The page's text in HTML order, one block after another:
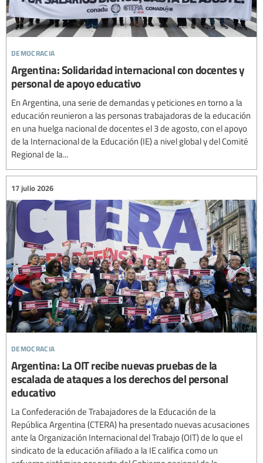
democracia
Argentina: Solidaridad internacional con docentes y
personal de apoyo educativo
En Argentina, una serie de demandas y peticiones en torno a la
educación reunieron a las personas trabajadoras de la educación
en una huelga nacional de docentes el 3 de agosto, con el apoyo
de la Internacional de la Educación (IE) a nivel global y del Comité
Regional de la...
democracia
17 julio 2026
Argentina: La OIT recibe nuevas pruebas de la
escalada de ataques a los derechos del personal
educativo
La Confederación de Trabajadores de la Educación de la
República Argentina (CTERA) ha presentado nuevas acusaciones
ante la Organización Internacional del Trabajo (OIT) de lo que el
sindicato de la educación afiliado a la IE califica como un